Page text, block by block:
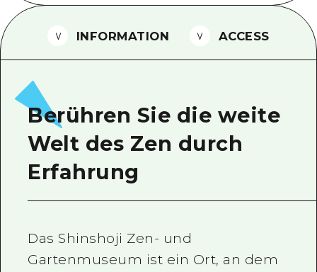
Foto-Download
Transportinformationen bei
INFORMATION ACCESS
Berühren Sie die weite
Welt des Zen durch
Erfahrung
Das Shinshoji Zen- und
Gartenmuseum ist ein Ort, an dem